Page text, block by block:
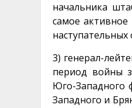
начальника
самое активное
наступательных
3) генерал-
период войны
Юго-Западного
Западного и